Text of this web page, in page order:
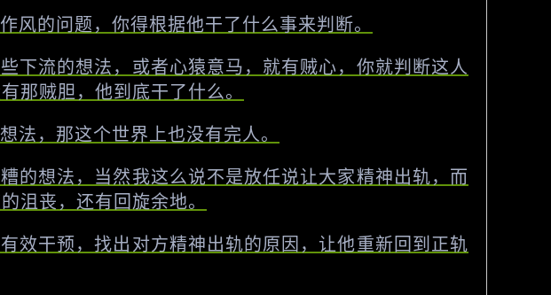
风的问题，你得根据他干了什么事来判断。
下流的想法，或者心猿意马，就有贼心，你就判断这人
那贼胆，他到底干了什么。
法，那这个世界上也没有完人。
的想法，当然我这么说不是放任说让大家精神出轨，而
沮丧，还有回旋余地。
效干预，找出对方精神出轨的原因，让他重新回到正轨